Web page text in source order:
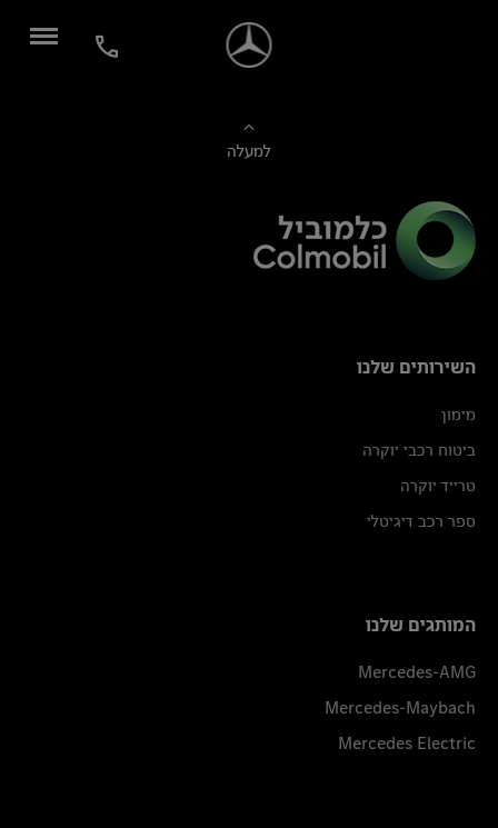
למעלה
השירותים שלנו
מימון
ביטוח רכבי יוקרה
טרייד יוקרה
ספר רכב דיגיטלי
המותגים שלנו
Mercedes-AMG
Mercedes-Maybach
Mercedes Electric